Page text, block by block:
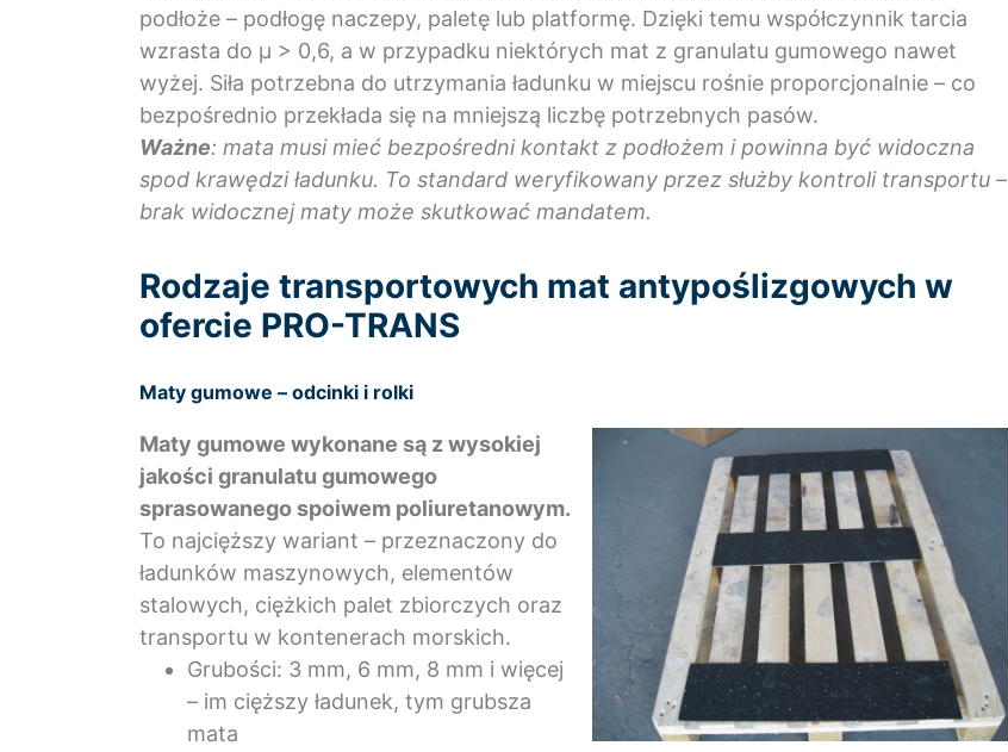
podłoże – podłogę naczepy, paletę lub platformę. Dzięki temu współczynnik tarcia
wzrasta do μ > 0,6, a w przypadku niektórych mat z granulatu gumowego nawet
wyżej. Siła potrzebna do utrzymania ładunku w miejscu rośnie proporcjonalnie – co
bezpośrednio przekłada się na mniejszą liczbę potrzebnych pasów.
Ważne: mata musi mieć bezpośredni kontakt z podłożem i powinna być widoczna
spod krawędzi ładunku. To standard weryfikowany przez służby kontroli transportu –
brak widocznej maty może skutkować mandatem.
Rodzaje transportowych mat antypoślizgowych w
ofercie PRO-TRANS
Maty gumowe – odcinki i rolki
Maty gumowe wykonane są z wysokiej
jakości granulatu gumowego
sprasowanego spoiwem poliuretanowym.
To najcięższy wariant – przeznaczony do
ładunków maszynowych, elementów
stalowych, ciężkich palet zbiorczych oraz
transportu w kontenerach morskich.
Grubości: 3 mm, 6 mm, 8 mm i więcej
– im cięższy ładunek, tym grubsza
mata